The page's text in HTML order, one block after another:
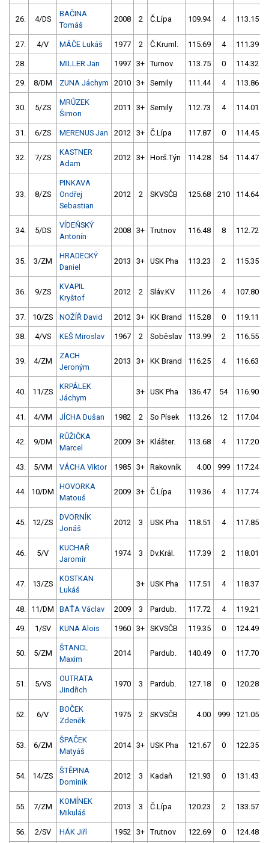
26. 4/DS
BAČINA
Tomáš
2008 2 Č.Lípa 109.94 4 113.15
27. 4/V MÁČE Lukáš 1977 2 Č.Kruml. 115.69 4 111.39
28. MILLER Jan 1997 3+ Turnov 113.75 0 114.32
29. 8/DM ZUNA Jáchym 2010 3+ Semily 111.44 4 113.86
30. 5/ZS
MRŮZEK
Šimon
2011 3+ Semily 112.73 4 114.01
31. 6/ZS MERENUS Jan 2012 3+ Č.Lípa 117.87 0 114.45
32. 7/ZS
KASTNER
Adam
2012 3+ Horš.Týn 114.28 54 114.47
33. 8/ZS
PINKAVA
Ondřej
Sebastian
2012 2 SKVSČB 125.68 210 114.64
34. 5/DS
VÍDEŇSKÝ
Antonín
2008 3+ Trutnov 116.48 8 112.72
35. 3/ZM
HRADECKÝ
Daniel
2013 3+ USK Pha 113.23 2 115.35
36. 9/ZS
KVAPIL
Kryštof
2012 2 Sláv.KV 111.26 4 107.80
37. 10/ZS NOŽÍŘ David 2012 3+ KK Brand 115.28 0 119.11
38. 4/VS KEŠ Miroslav 1967 2 Soběslav 113.99 2 116.55
39. 4/ZM
ZACH
Jeroným
2013 3+ KK Brand 116.25 4 116.63
40. 11/ZS
KRPÁLEK
Jáchym
3+ USK Pha 136.47 54 116.90
41. 4/VM JÍCHA Dušan 1982 2 So Písek 113.26 12 117.04
42. 9/DM
RŮŽIČKA
Marcel
2009 3+ Klášter. 113.68 4 117.20
43. 5/VM VÁCHA Viktor 1985 3+ Rakovník 4.00 999 117.24
44. 10/DM
HOVORKA
Matouš
2009 3+ Č.Lípa 119.36 4 117.74
45. 12/ZS
DVORNÍK
Jonáš
2012 3 USK Pha 118.51 4 117.85
46. 5/V
KUCHAŘ
Jaromír
1974 3 Dv.Král. 117.39 2 118.01
47. 13/ZS
KOSTKAN
Lukáš
3+ USK Pha 117.51 4 118.37
48. 11/DM BAŤA Václav 2009 3 Pardub. 117.72 4 119.21
49. 1/SV KUNA Alois 1960 3+ SKVSČB 119.35 0 124.49
50. 5/ZM
ŠTANCL
Maxim
2014 Pardub. 140.49 0 117.70
51. 5/VS
OUTRATA
Jindřich
1970 3 Pardub. 127.18 0 120.28
52. 6/V
BOČEK
Zdeněk
1975 2 SKVSČB 4.00 999 121.05
53. 6/ZM
ŠPAČEK
Matyáš
2014 3+ USK Pha 121.67 0 122.35
54. 14/ZS
ŠTĚPINA
Dominik
2012 3 Kadaň 121.93 0 131.43
55. 7/ZM
KOMÍNEK
Mikuláš
2013 3 Č.Lípa 120.23 2 133.57
56. 2/SV HÁK Jiří 1952 3+ Trutnov 122.69 0 124.48